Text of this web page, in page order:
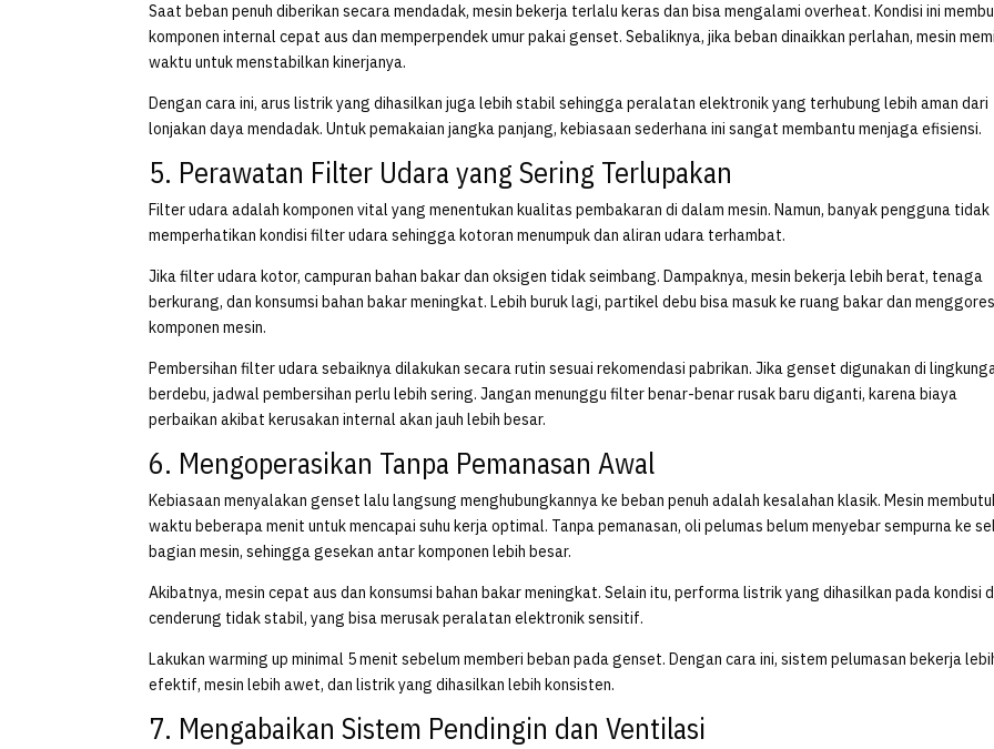
Saat beban penuh diberikan secara mendadak, mesin bekerja terlalu keras dan bisa mengalami overheat. Kondisi ini
komponen internal cepat aus dan memperpendek umur pakai genset. Sebaliknya, jika beban dinaikkan perlahan, mesin
waktu untuk menstabilkan kinerjanya.
Dengan cara ini, arus listrik yang dihasilkan juga lebih stabil sehingga peralatan elektronik yang terhubung lebih aman dari
lonjakan daya mendadak. Untuk pemakaian jangka panjang, kebiasaan sederhana ini sangat membantu menjaga efisiensi.
5. Perawatan Filter Udara yang Sering Terlupakan
Filter udara adalah komponen vital yang menentukan kualitas pembakaran di dalam mesin. Namun, banyak pengguna tidak
memperhatikan kondisi filter udara sehingga kotoran menumpuk dan aliran udara terhambat.
Jika filter udara kotor, campuran bahan bakar dan oksigen tidak seimbang. Dampaknya, mesin bekerja lebih berat, tenaga
berkurang, dan konsumsi bahan bakar meningkat. Lebih buruk lagi, partikel debu bisa masuk ke ruang bakar dan menggores
komponen mesin.
Pembersihan filter udara sebaiknya dilakukan secara rutin sesuai rekomendasi pabrikan. Jika genset digunakan di
berdebu, jadwal pembersihan perlu lebih sering. Jangan menunggu filter benar-benar rusak baru diganti, karena biaya
perbaikan akibat kerusakan internal akan jauh lebih besar.
6. Mengoperasikan Tanpa Pemanasan Awal
Kebiasaan menyalakan genset lalu langsung menghubungkannya ke beban penuh adalah kesalahan klasik. Mesin
waktu beberapa menit untuk mencapai suhu kerja optimal. Tanpa pemanasan, oli pelumas belum menyebar sempurna ke
bagian mesin, sehingga gesekan antar komponen lebih besar.
Akibatnya, mesin cepat aus dan konsumsi bahan bakar meningkat. Selain itu, performa listrik yang dihasilkan pada kondisi
cenderung tidak stabil, yang bisa merusak peralatan elektronik sensitif.
Lakukan warming up minimal 5 menit sebelum memberi beban pada genset. Dengan cara ini, sistem pelumasan bekerja
efektif, mesin lebih awet, dan listrik yang dihasilkan lebih konsisten.
7. Mengabaikan Sistem Pendingin dan Ventilasi